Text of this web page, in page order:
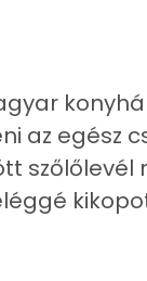
az egész
szőlőlevél